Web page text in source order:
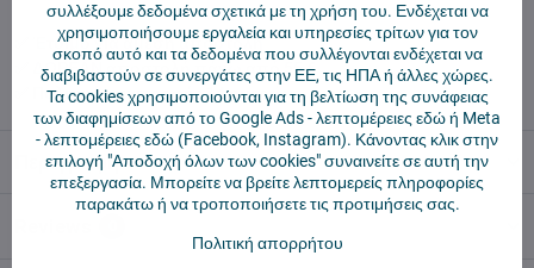
✅ Έτοιμο για άμεση αποστολή
✅ ΔΩΡΕΑΝ αποστολή πάνω από 55 €
✅ Πολιτική επιστροφής 14 ημερών
Περιγραφή
συλλέξουμε δεδομένα σχετικά με τη χρήση του. Ενδέχεται να
χρησιμοποιήσουμε εργαλεία και υπηρεσίες τρίτων για τον
σκοπό αυτό και τα δεδομένα που συλλέγονται ενδέχεται να
διαβιβαστούν σε συνεργάτες στην ΕΕ, τις ΗΠΑ ή άλλες χώρες.
Τα cookies χρησιμοποιούνται για τη βελτίωση της συνάφειας
των διαφημίσεων από το Google Ads -λεπτομέρειες εδώή Meta
-λεπτομέρειες εδώ (Facebook, Instagram). Κάνοντας κλικ στην
επιλογή "Αποδοχή όλων των cookies" συναινείτε σε αυτή την
επεξεργασία. Μπορείτε να βρείτε λεπτομερείς πληροφορίες
παρακάτω ή να τροποποιήσετε τις προτιμήσεις σας.
Πολιτική απορρήτου